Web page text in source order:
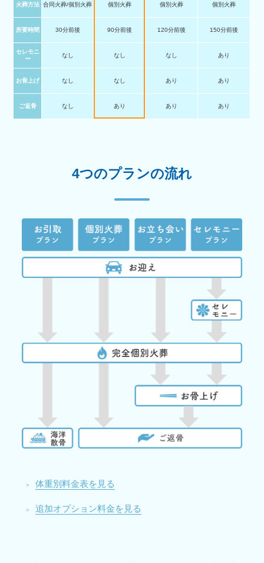
火葬方法 合同火葬/個別火葬 個別火葬 個別火葬 個別火葬
所要時間 30分前後 90分前後 120分前後 150分前後
セレモニ
ー
なし なし なし あり
お骨上げ なし なし あり あり
ご返骨 なし あり あり あり
4つのプランの流れ
体重別料金表を見る
追加オプション料金を見る